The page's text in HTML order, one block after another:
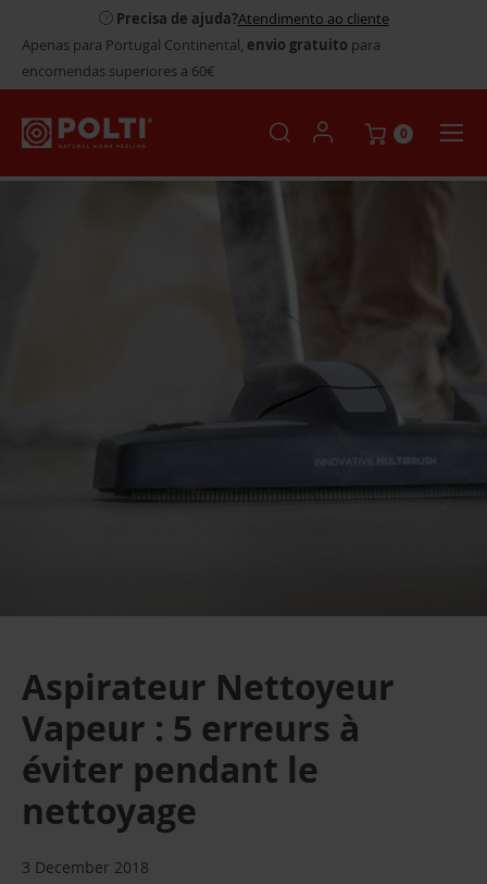
Precisa de ajuda?Atendimento ao cliente
Apenas para Portugal Continental, envio gratuito para
encomendas superiores a 60€
0
Aspirateur Nettoyeur
Vapeur : 5 erreurs à
éviter pendant le
nettoyage
3 December 2018